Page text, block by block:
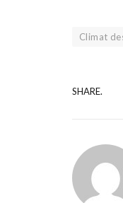
Climat
SHARE.